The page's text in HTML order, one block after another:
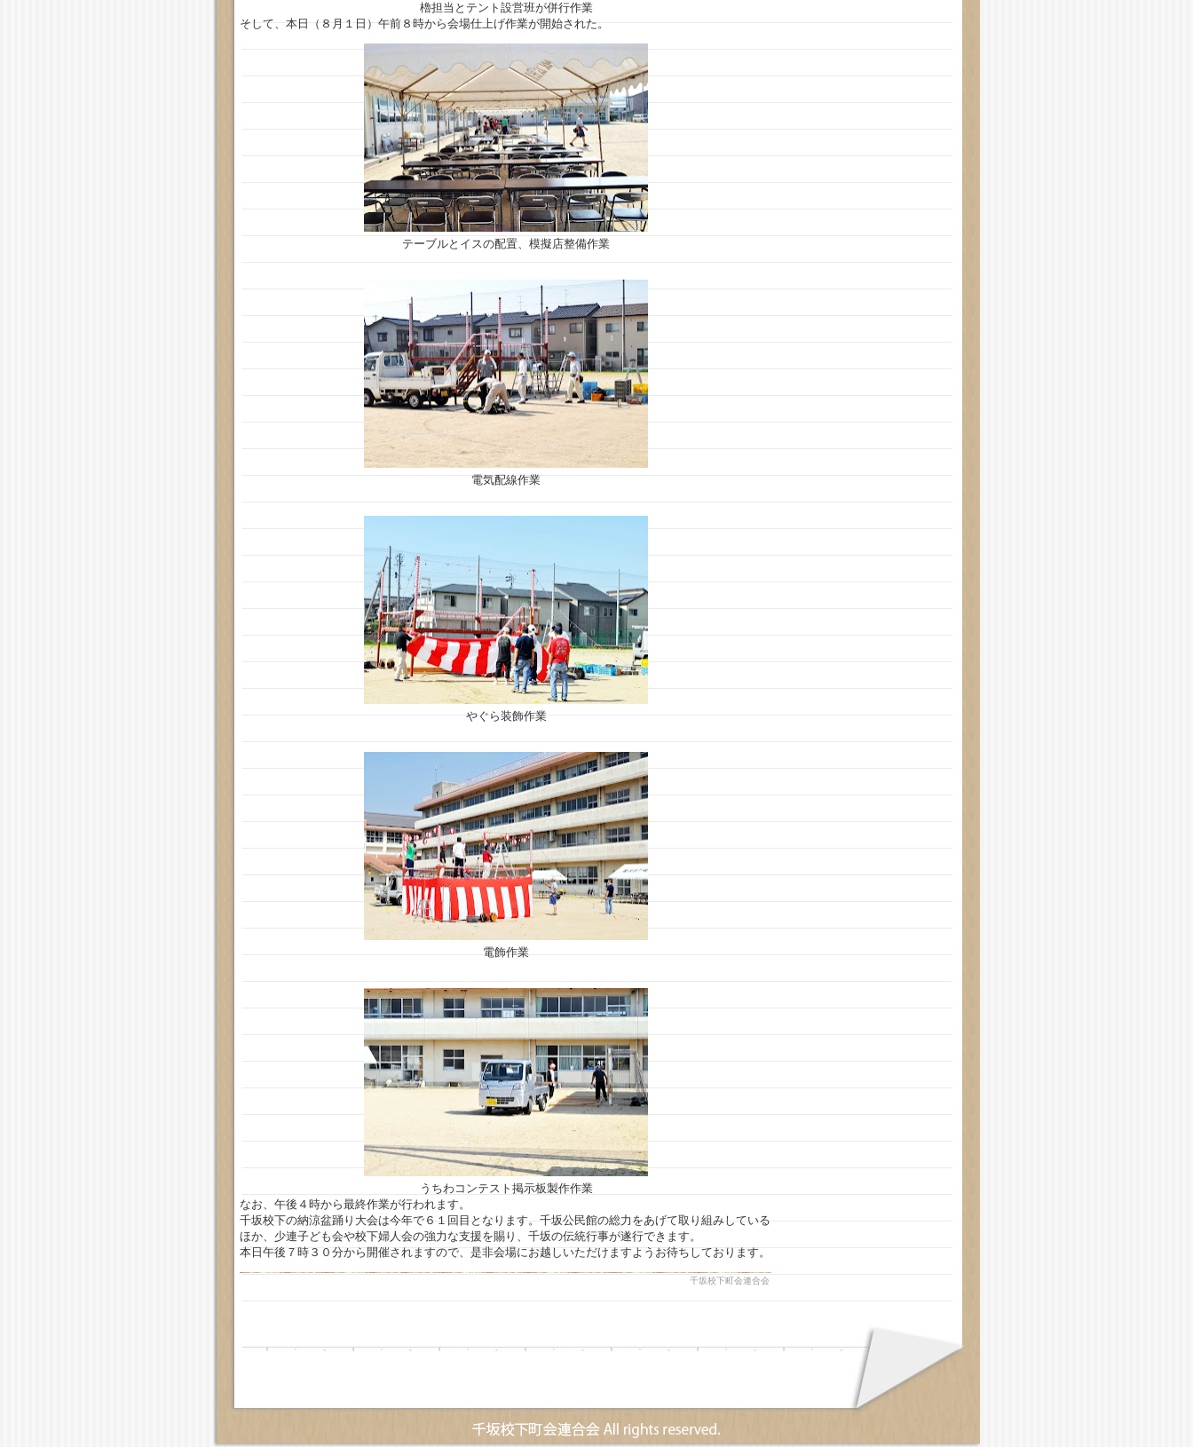
櫓担当とテント設営班が併行作業
そして、本日（８月１日）午前８時から会場仕上げ作業が開始された。
テーブルとイスの配置、模擬店整備作業
電気配線作業
やぐら装飾作業
電飾作業
うちわコンテスト掲示板製作作業
なお、午後４時から最終作業が行われます。
千坂校下の納涼盆踊り大会は今年で６１回目となります。千坂公民館の総力をあげて取り組みしている
ほか、少連子ども会や校下婦人会の強力な支援を賜り、千坂の伝統行事が遂行できます。
本日午後７時３０分から開催されますので、是非会場にお越しいただけますようお待ちしております。
千坂校下町会連合会